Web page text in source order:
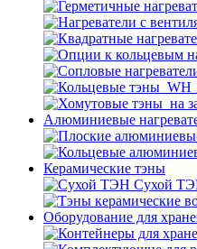
Алюминиевые
Керамические тэны
Сухой
Оборудование для